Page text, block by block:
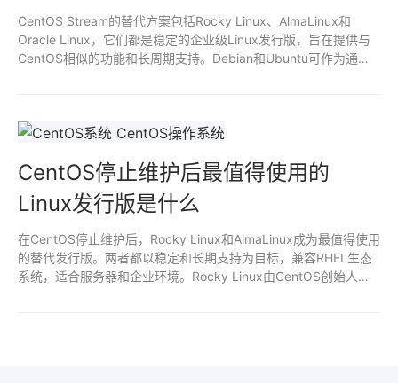
CentOS Stream的替代方案包括Rocky Linux、AlmaLinux和
Oracle Linux，它们都是稳定的企业级Linux发行版，旨在提供与
CentOS相似的功能和长周期支持。Debian和Ubuntu可作为通用
CentOS停止维护后最值得使用的
Linux发行版是什么
在CentOS停止维护后，Rocky Linux和AlmaLinux成为最值得使用
的替代发行版。两者都以稳定和长期支持为目标，兼容RHEL生态
系统，适合服务器和企业环境。Rocky Linux由CentOS创始人发